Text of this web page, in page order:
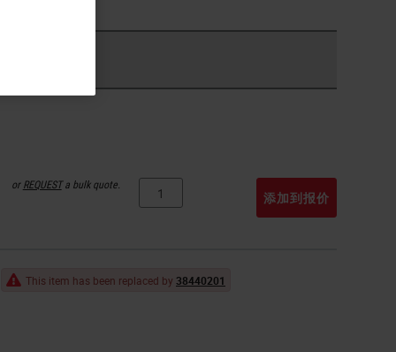
orREQUESTa bulk quote.
添加到报价
This item has been replaced by 38440201